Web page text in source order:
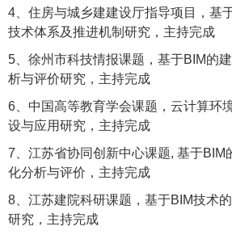
4 、住房与城乡建建设厅指导项目，基
技术体系及推进机制研究，主持完成
5 、徐州市科技情报课题，基于BIM的
析与评价研究，主持完成
6 、中国高等教育学会课题，云计算环
设与应用研究，主持完成
7 、江苏省协同创新中心课题, 基于BIM
化分析与评价，主持完成
8 、江苏建院科研课题，基于BIM技术
研究，主持完成